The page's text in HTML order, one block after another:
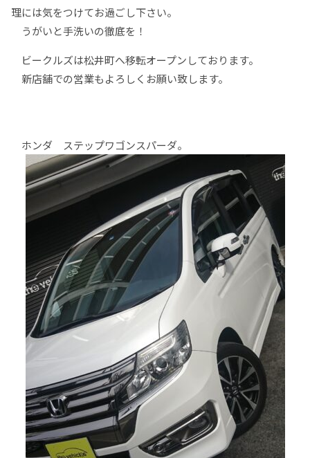
理には気をつけてお過ごし下さい。
うがいと手洗いの徹底を！
ビークルズは松井町へ移転オープンしております。
新店舗での営業もよろしくお願い致します。
ホンダ ステップワゴンスパーダ。